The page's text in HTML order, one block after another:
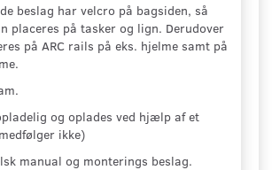
beslag har velcro på bagsiden, så
placeres på tasker og lign. Derudover
på ARC rails på eks. hjelme samt på
og oplades ved hjælp af et
ikke)
manual og monterings beslag.